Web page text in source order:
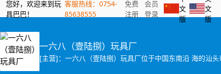
您好，欢迎来到玩
具巴巴！
客服热线：0754-
85638555
免费
注册
会员
登录
文
版
文
版
一六八（壹陆捌）玩具厂